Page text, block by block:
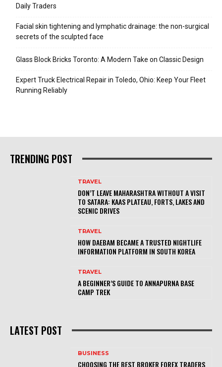
Daily Traders
Facial skin tightening and lymphatic drainage: the non-surgical
secrets of the sculpted face
Glass Block Bricks Toronto: A Modern Take on Classic Design
Expert Truck Electrical Repair in Toledo, Ohio: Keep Your Fleet
Running Reliably
TRENDING POST
TRAVEL
DON’T LEAVE MAHARASHTRA WITHOUT A VISIT
TO SATARA: KAAS PLATEAU, FORTS, LAKES AND
SCENIC DRIVES
TRAVEL
HOW DAEBAM BECAME A TRUSTED NIGHTLIFE
INFORMATION PLATFORM IN SOUTH KOREA
TRAVEL
A BEGINNER’S GUIDE TO ANNAPURNA BASE
CAMP TREK
LATEST POST
BUSINESS
CHOOSING THE BEST BROKER FOREX TRADERS